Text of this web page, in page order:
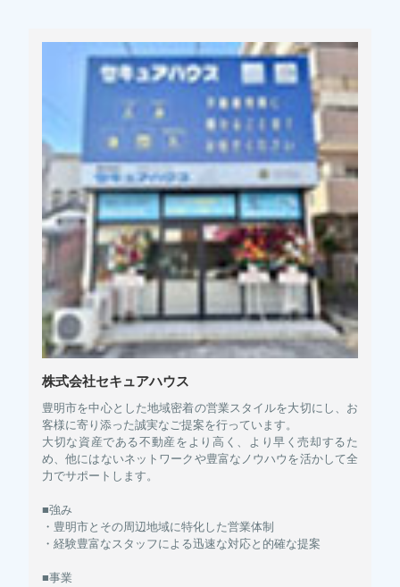
株式会社セキュアハウス
豊明市を中心とした地域密着の営業スタイルを大切にし、お
客様に寄り添った誠実なご提案を行っています。
大切な資産である不動産をより高く、より早く売却するた
め、他にはないネットワークや豊富なノウハウを活かして全
力でサポートします。
■強み
・豊明市とその周辺地域に特化した営業体制
・経験豊富なスタッフによる迅速な対応と的確な提案
■事業